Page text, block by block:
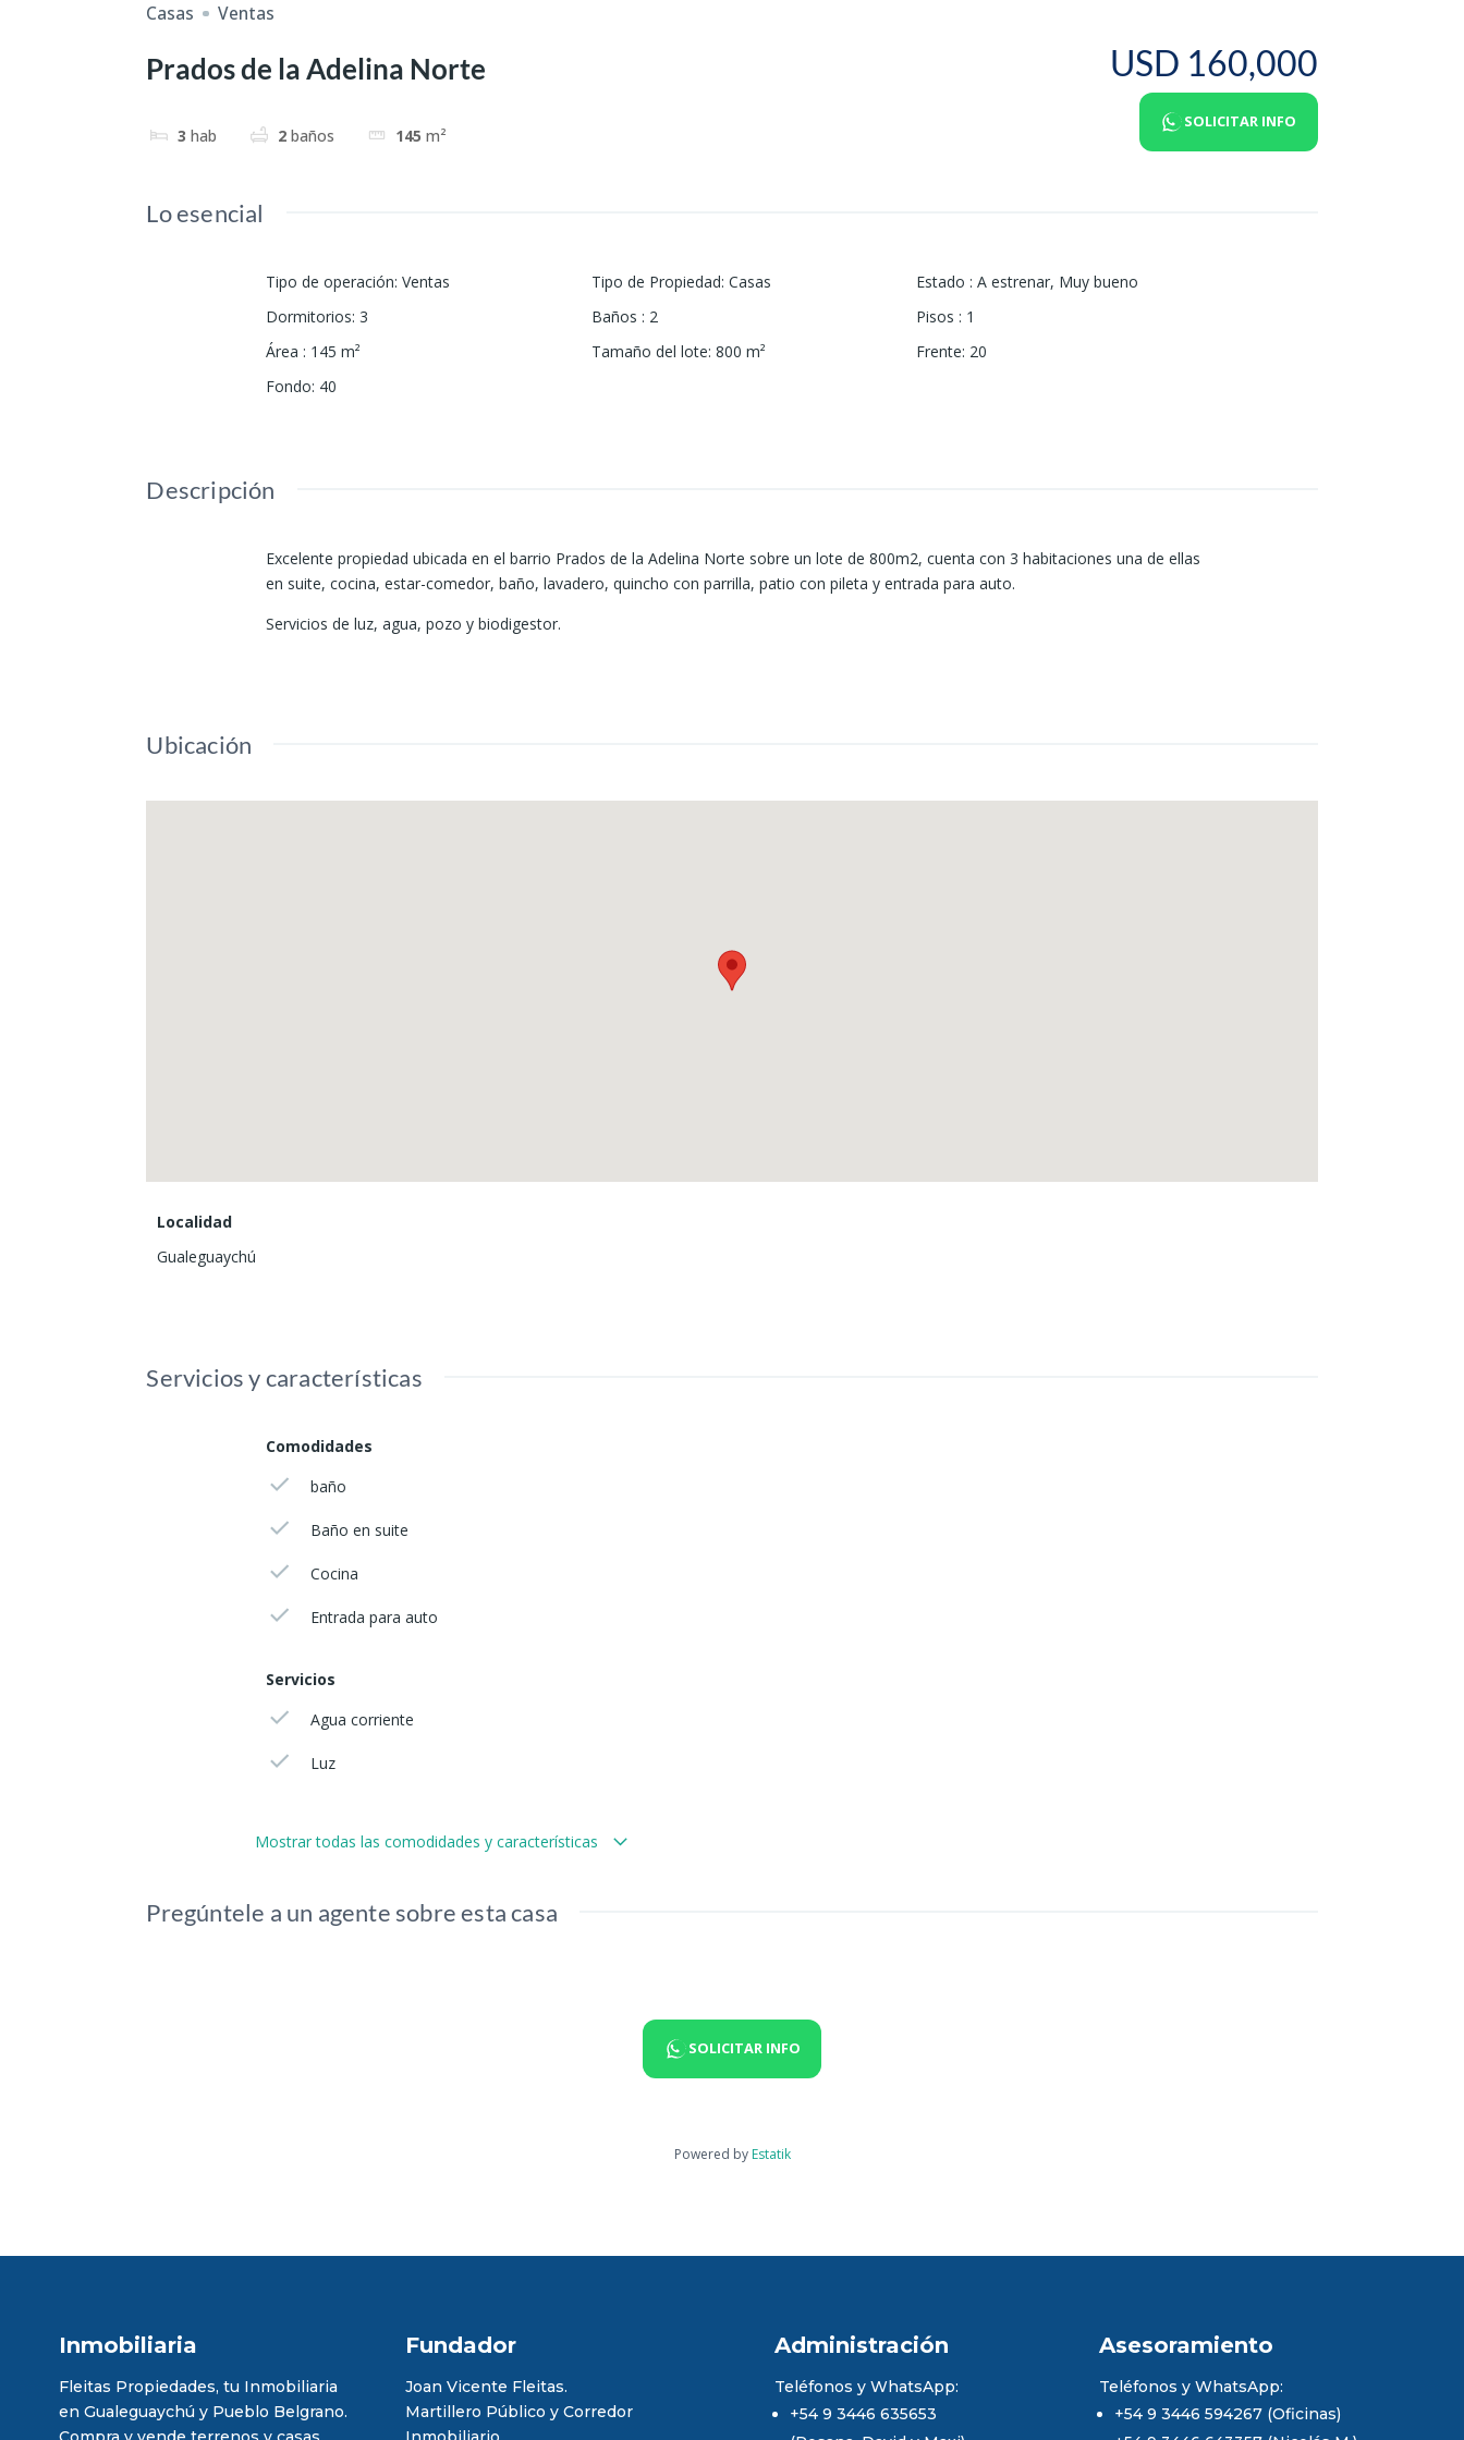
Casas Ventas
Prados de la Adelina Norte
3 hab 2 baños 145 m²
USD 160,000
SOLICITAR INFO
Lo esencial
Tipo de operación: Ventas Tipo de Propiedad: Casas Estado : A estrenar, Muy bueno
Dormitorios: 3 Baños : 2 Pisos : 1
Área : 145 m² Tamaño del lote: 800 m² Frente: 20
Fondo: 40
Descripción
Excelente propiedad ubicada en el barrio Prados de la Adelina Norte sobre un lote de 800m2, cuenta con 3 habitaciones una de ellas
en suite, cocina, estar-comedor, baño, lavadero, quincho con parrilla, patio con pileta y entrada para auto.
Servicios de luz, agua, pozo y biodigestor.
Ubicación
Localidad
Gualeguaychú
Servicios y características
Comodidades
baño
Baño en suite
Cocina
Entrada para auto
Servicios
Agua corriente
Luz
Mostrar todas las comodidades y características
Pregúntele a un agente sobre esta casa
SOLICITAR INFO
Powered by Estatik
Inmobiliaria
Fleitas Propiedades, tu Inmobiliaria
en Gualeguaychú y Pueblo Belgrano.
Fundador
Joan Vicente Fleitas.
Martillero Público y Corredor
Administración
Teléfonos y WhatsApp:
+54 9 3446 635653
Asesoramiento
Teléfonos y WhatsApp:
+54 9 3446 594267 (Oficinas)